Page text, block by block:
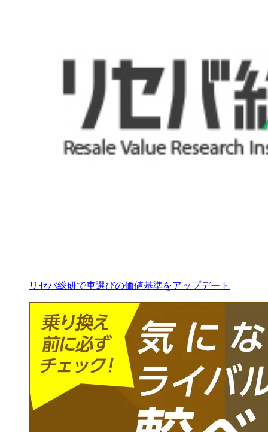
リセバ総研で車選びの価値基準をアップデート